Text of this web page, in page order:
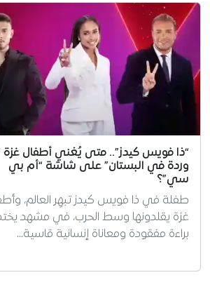
“ذا فويس كيدز”.. متى يُغني أطفال غزة
وردة في البستان” على شاشة “أم بي
سي”؟
طفلة في ذا فويس كيدز تبهِر العالم،
غزة يقلدونها وسط الحرب، في مشهد
براءة مفقودة ومعاناة إنسانية قاسية…